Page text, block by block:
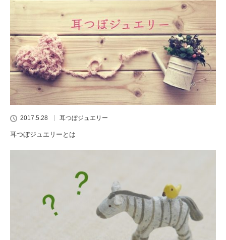
2017.5.28 耳つぼジュエリー
耳つぼジュエリーとは